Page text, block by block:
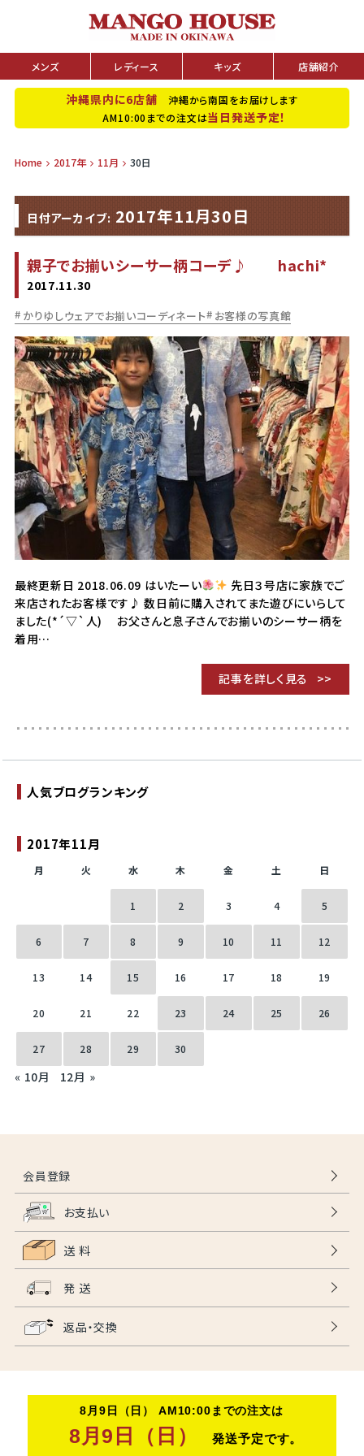
メンズ レディース キッズ 店舗紹介
沖縄県内に6店舗 沖縄から南国をお届けします
AM10:00までの注文は当日発送予定！
Home 2017年 11月 30日
日付アーカイブ: 2017年11月30日
親子でお揃いシーサー柄コーデ♪ hachi*
2017.11.30
かりゆしウェアでお揃いコーディネート お客様の写真館
最終更新日 2018.06.09 はいたーい
先日３号店に家族でご
来店されたお客様です♪ 数日前に購入されてまた遊びにいらして
ました(*´▽`人) お父さんと息子さんでお揃いのシーサー柄を
着用…
記事を詳しく見る
2017年11月
月 火 水 木 金 土 日
1 2 3 4 5
6 7 8 9 10 11 12
13 14 15 16 17 18 19
20 21 22 23 24 25 26
27 28 29 30
« 10月 12月 »
人気ブログランキング
会員登録
お支払い
送 料
発 送
返品・交換